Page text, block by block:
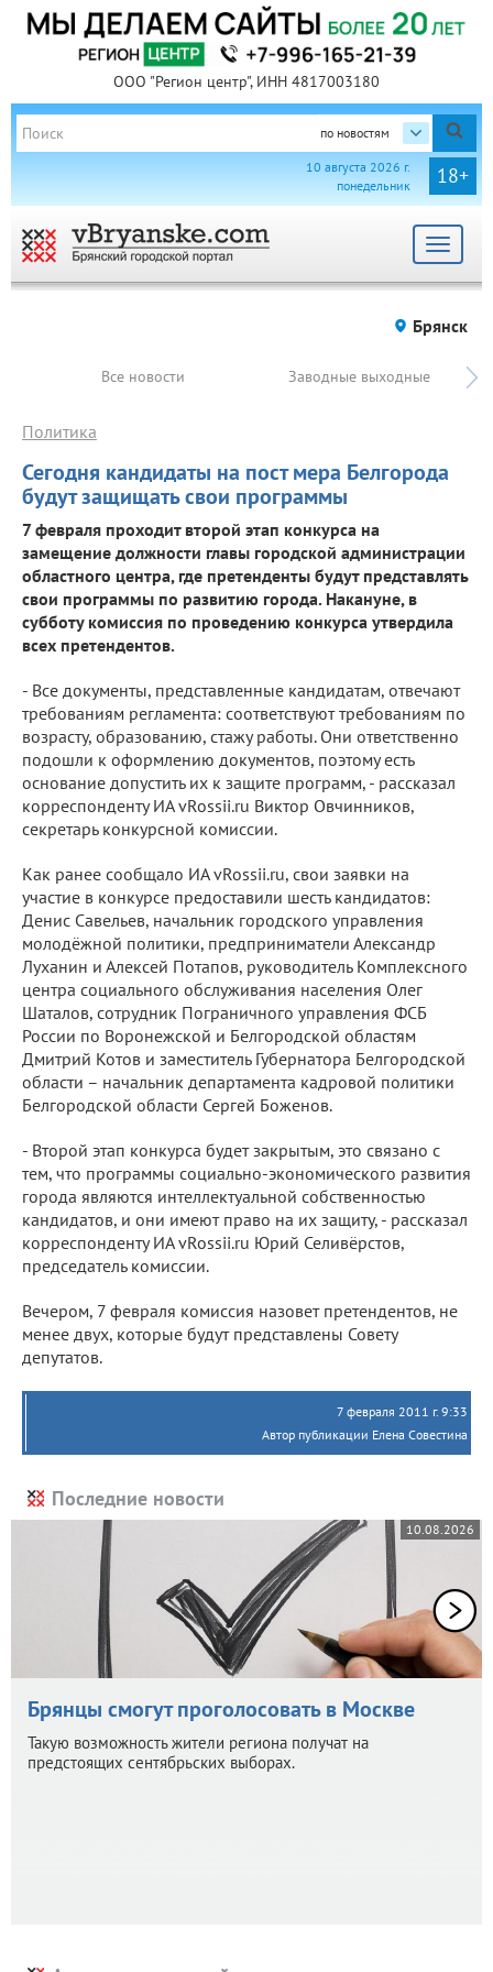
ООО "Регион центр", ИНН 4817003180
по новостям
18+
10 августа 2026 г.
понедельник
Toggle
Брянск
Все новости Заводные выходные
Сегодня кандидаты на пост мера Белгорода
будут защищать свои программы
Политика
7 февраля проходит второй этап конкурса на
замещение должности главы городской администрации
областного центра, где претенденты будут представлять
свои программы по развитию города. Накануне, в
субботу комиссия по проведению конкурса утвердила
всех претендентов.
- Все документы, представленные кандидатам, отвечают
требованиям регламента: соответствуют требованиям по
возрасту, образованию, стажу работы. Они ответственно
подошли к оформлению документов, поэтому есть
основание допустить их к защите программ, - рассказал
корреспонденту ИА vRossii.ru Виктор Овчинников,
секретарь конкурсной комиссии.
Как ранее сообщало ИА vRossii.ru, свои заявки на
участие в конкурсе предоставили шесть кандидатов:
Денис Савельев, начальник городского управления
молодёжной политики, предприниматели Александр
Луханин и Алексей Потапов, руководитель Комплексного
центра социального обслуживания населения Олег
Шаталов, сотрудник Пограничного управления ФСБ
России по Воронежской и Белгородской областям
Дмитрий Котов и заместитель Губернатора Белгородской
области – начальник департамента кадровой политики
Белгородской области Сергей Боженов.
- Второй этап конкурса будет закрытым, это связано с
тем, что программы социально-экономического развития
города являются интеллектуальной собственностью
кандидатов, и они имеют право на их защиту, - рассказал
корреспонденту ИА vRossii.ru Юрий Селивёрстов,
председатель комиссии.
Вечером, 7 февраля комиссия назовет претендентов, не
менее двух, которые будут представлены Совету
депутатов.
7 февраля 2011 г. 9:33
Автор публикации Елена Совестина
Последние новости
10.08.2026
Брянцы смогут проголосовать в Москве
Такую возможность жители региона получат на
предстоящих сентябрьских выборах.